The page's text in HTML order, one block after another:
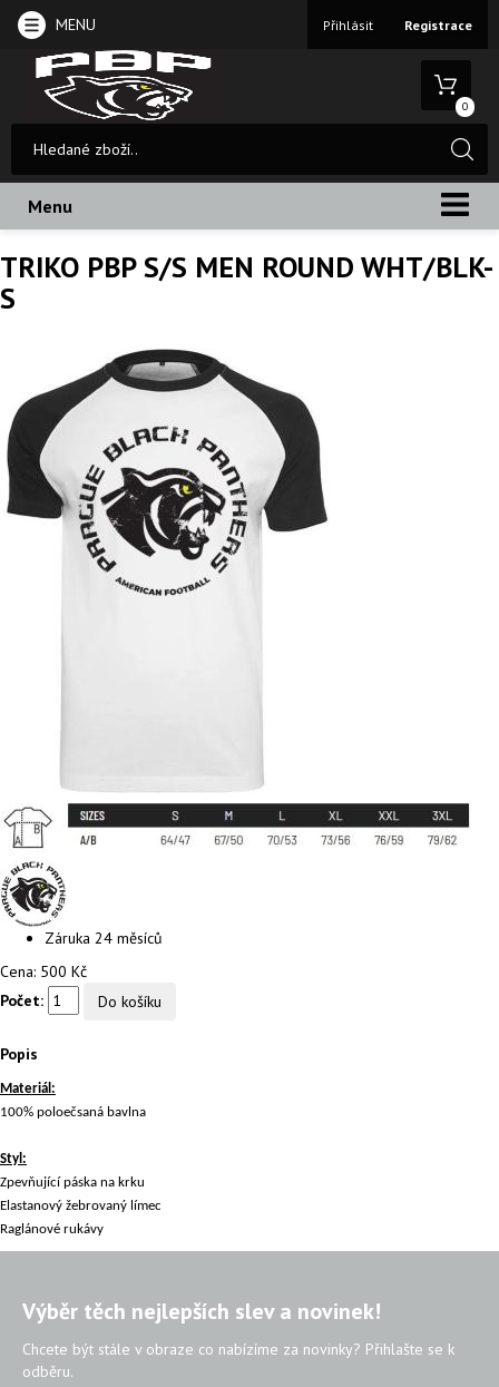
MENU Přihlásit Registrace
0
Menu
TRIKO PBP S/S MEN ROUND WHT/BLK-
S
Záruka 24 měsíců
Cena: 500 Kč
Počet:
Popis
Materiál:
100% poloečsaná bavlna
Styl:
Zpevňující páska na krku
Elastanový žebrovaný límec
Raglánové rukávy
Výběr těch nejlepších slev a novinek!
Chcete být stále v obraze co nabízíme za novinky? Přihlašte se k
odběru.